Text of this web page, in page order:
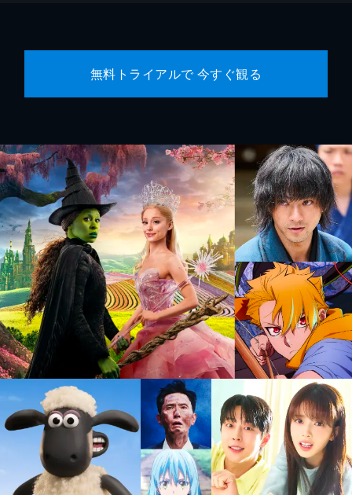
無料トライアルで 今すぐ観る